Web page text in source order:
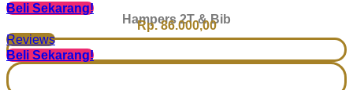
Beli Sekarang!
Hampers 2T & Bib
Rp. 86.000,00
Beli Sekarang!
Reviews